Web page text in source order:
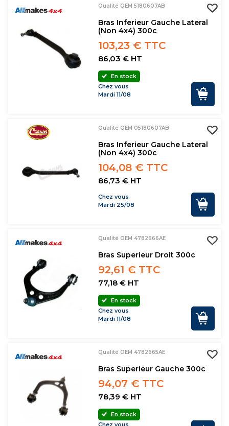
Qualité OEM 5180607AB
Bras Inferieur Gauche Lateral
(non 4x4) 300c
103,23 € TTC
86,03 € HT
En stock
Chez vous
Mardi 11/08
Qualité OEM 05180607AB
Bras Inferieur Gauche Lateral
(non 4x4) 300c
104,08 € TTC
86,73 € HT
Chez vous
Mardi 25/08
Qualité OEM 4782666AE
Bras Superieur Droit 300c
92,61 € TTC
77,18 € HT
En stock
Chez vous
Mardi 11/08
Qualité OEM 4782665AE
Bras Superieur Gauche 300c
94,07 € TTC
78,39 € HT
En stock
Chez vous